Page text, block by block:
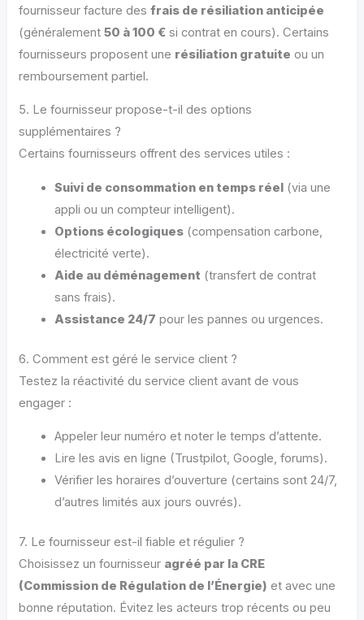
fournisseur facture desfrais de résiliation anticipée
(généralement50 à 100 € si contrat en cours). Certains
fournisseurs proposent une résiliation gratuite ou un
remboursement partiel.
5. Le fournisseur propose-t-il des options
supplémentaires ?
Certains fournisseurs offrent des services utiles :
Suivi de consommation en temps réel (via une
appli ou un compteur intelligent).
Options écologiques (compensation carbone,
électricité verte).
Aide au déménagement (transfert de contrat
sans frais).
Assistance 24/7 pour les pannes ou urgences.
6. Comment est géré le service client ?
Testez la réactivité du service client avant de vous
engager :
Appeler leur numéro et noter le temps d’attente.
Lire les avis en ligne (Trustpilot, Google, forums).
Vérifier les horaires d’ouverture (certains sont 24/7,
d’autres limités aux jours ouvrés).
7. Le fournisseur est-il fiable et régulier ?
Choisissez un fournisseur agréé par la CRE
(Commission de Régulation de l’Énergie) et avec une
bonne réputation. Évitez les acteurs trop récents ou peu